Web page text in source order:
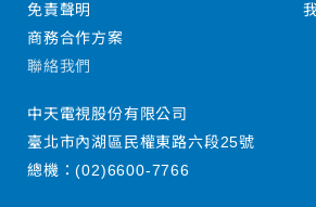
免責聲明
商務合作方案
聯絡我們
中天電視股份有限公司
臺北市內湖區民權東路六段25號
總機：(02)6600-7766